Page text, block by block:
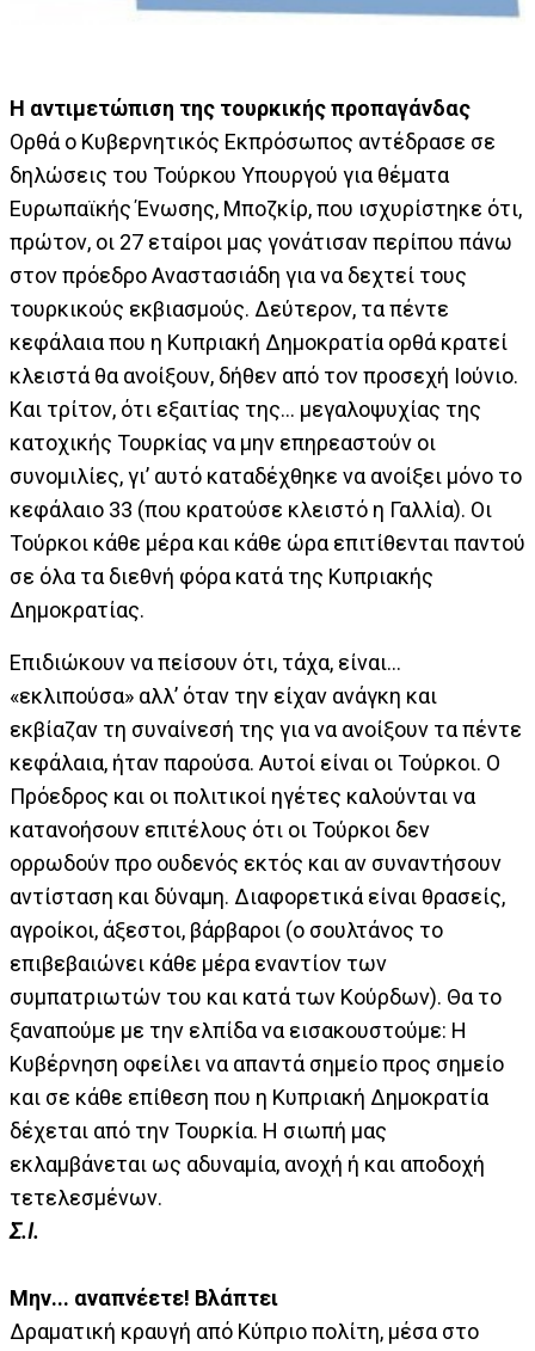
Η αντιμετώπιση της τουρκικής προπαγάνδας
Ορθά ο Κυβερνητικός Εκπρόσωπος αντέδρασε σε
δηλώσεις του Τούρκου Υπουργού για θέματα
Ευρωπαϊκής Ένωσης, Μποζκίρ, που ισχυρίστηκε ότι,
πρώτον, οι 27 εταίροι μας γονάτισαν περίπου πάνω
στον πρόεδρο Αναστασιάδη για να δεχτεί τους
τουρκικούς εκβιασμούς. Δεύτερον, τα πέντε
κεφάλαια που η Κυπριακή Δημοκρατία ορθά κρατεί
κλειστά θα ανοίξουν, δήθεν από τον προσεχή Ιούνιο.
Και τρίτον, ότι εξαιτίας της… μεγαλοψυχίας της
κατοχικής Τουρκίας να μην επηρεαστούν οι
συνομιλίες, γι’ αυτό καταδέχθηκε να ανοίξει μόνο το
κεφάλαιο 33 (που κρατούσε κλειστό η Γαλλία). Οι
Τούρκοι κάθε μέρα και κάθε ώρα επιτίθενται παντού
σε όλα τα διεθνή φόρα κατά της Κυπριακής
Δημοκρατίας.
Επιδιώκουν να πείσουν ότι, τάχα, είναι…
«εκλιπούσα» αλλ’ όταν την είχαν ανάγκη και
εκβίαζαν τη συναίνεσή της για να ανοίξουν τα πέντε
κεφάλαια, ήταν παρούσα. Αυτοί είναι οι Τούρκοι. Ο
Πρόεδρος και οι πολιτικοί ηγέτες καλούνται να
κατανοήσουν επιτέλους ότι οι Τούρκοι δεν
ορρωδούν προ ουδενός εκτός και αν συναντήσουν
αντίσταση και δύναμη. Διαφορετικά είναι θρασείς,
αγροίκοι, άξεστοι, βάρβαροι (ο σουλτάνος το
επιβεβαιώνει κάθε μέρα εναντίον των
συμπατριωτών του και κατά των Κούρδων). Θα το
ξαναπούμε με την ελπίδα να εισακουστούμε: Η
Κυβέρνηση οφείλει να απαντά σημείο προς σημείο
και σε κάθε επίθεση που η Κυπριακή Δημοκρατία
δέχεται από την Τουρκία. Η σιωπή μας
εκλαμβάνεται ως αδυναμία, ανοχή ή και αποδοχή
τετελεσμένων.
Σ.Ι.
Μην... αναπνέετε! Βλάπτει
Δραματική κραυγή από Κύπριο πολίτη, μέσα στο